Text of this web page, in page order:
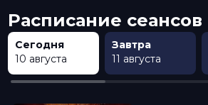
Расписание сеансов
Сегодня
10 августа
Завтра
11 августа